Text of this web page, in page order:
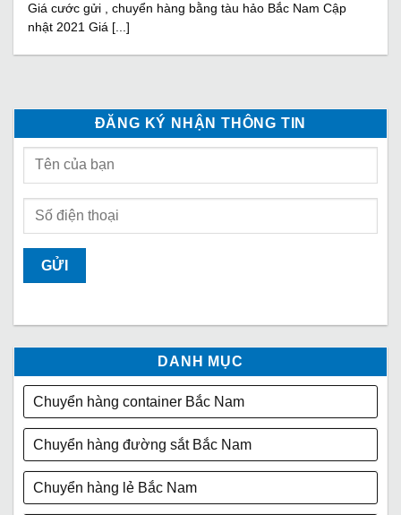
Giá cước gửi , chuyển hàng bằng tàu hảo Bắc Nam Cập
nhật 2021 Giá [...]
ĐĂNG KÝ NHẬN THÔNG TIN
DANH MỤC
Chuyển hàng container Bắc Nam
Chuyển hàng đường sắt Bắc Nam
Chuyển hàng lẻ Bắc Nam